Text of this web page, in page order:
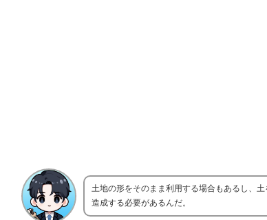
土地の形をそのまま利用する場合もあるし、
造成する必要があるんだ。